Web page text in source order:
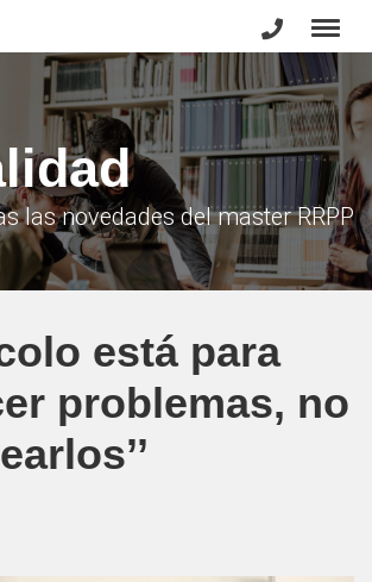
las novedades del master RRPP
está para
problemas, no